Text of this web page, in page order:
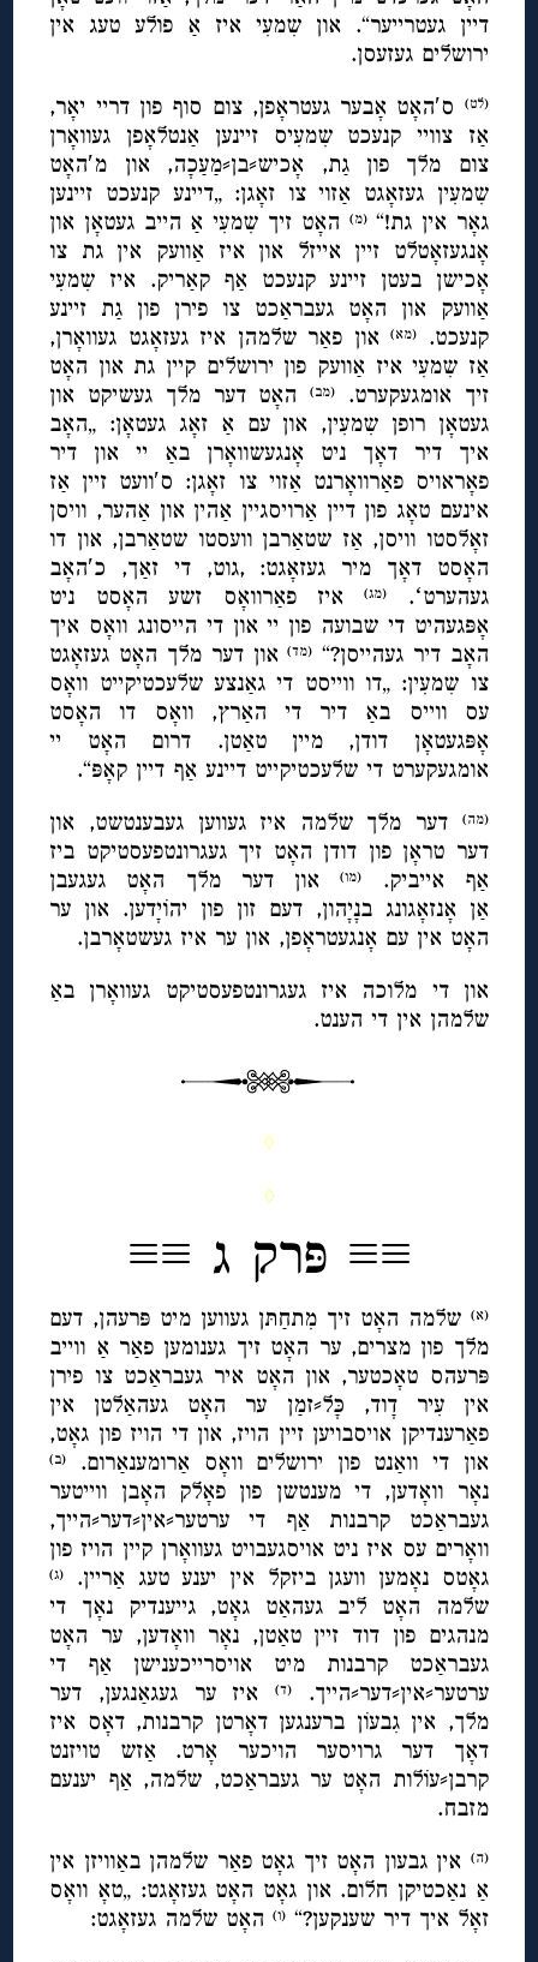
דיין געטרייער“. און שִמעִי איז אַ פולע טעג אין
ירושלים געזעסן.
(לט)
ס′האָט אָבער געטראָפן, צום סוף פון דריי יאָר,
אַז צוויי קנעכט שִמעִיס זיינען אַנטלאָפן געוואָרן
צום מלך פון גַת, אָכיש⸗בן⸗מַעַכָה, און מ′האָט
שִמעִין געזאָגט אַזוי צו זאָגן: „דיינע קנעכט זיינען
גאָר אין גת!“(מ) האָט זיך שִמעִי אַ הייב געטאָן און
אָנגעזאָטלט זיין אייזל און איז אַוועק אין גת צו
אָכישן בעטן זיינע קנעכט אַף קאַריק. איז שִמעִי
אַוועק און האָט געבראַכט צו פירן פון גַת זיינע
קנעכט.
(מא)און פאַר שלמהן איז געזאָגט געוואָרן,
אַז שִמעִי איז אַוועק פון ירושלים קיין גת און האָט
זיך אומגעקערט.
(מב)האָט דער מלך געשיקט און
געטאָן רופן שִמעִין, און עם אַ זאָג געטאָן: „האָב
איך דיר דאָך ניט אָנגעשוואָרן באַ יי און דיר
פאָראויס פאַרוואָרנט אַזוי צו זאָגן: ס′וועט זיין אַז
אינעם טאָג פון דיין אַרויסגיין אַהין און אַהער, וויסן
זאָלסטו וויסן, אַז שטאַרבן וועסטו שטאַרבן, און דו
האָסט דאָך מיר געזאָגט: ,גוט, די זאַך, כ′האָב
געהערטʻ.
(מג)איז פאַרוואָס זשע האָסט ניט
אָפּגעהיט די שבועה פון יי און די הייסונג וואָס איך
האָב דיר געהייסן?“ (מד)און דער מלך האָט געזאָגט
צו שִמעִין: „דו ווייסט די גאַנצע שלעכטיקייט וואָס
עס ווייס באַ דיר די האַרץ, וואָס דו האָסט
אָפּגעטאָן דודן, מיין טאַטן. דרום האָט יי
אומגעקערט די שלעכטיקייט דיינע אַף דיין קאָפּ“.
(מה)
דער מלך שלמה איז געווען געבענטשט, און
דער טראָן פון דודן האָט זיך געגרונטפעסטיקט ביז
אַף אייביק.
(מו)און דער מלך האָט געגעבן
אַן אָנזאָגונג בנָיָהון, דעם זון פון יהוֹיָדען. און ער
האָט אין עם אָנגעטראָפן, און ער איז געשטאָרבן.
און די מלוכה איז געגרונטפעסטיקט געוואָרן באַ
שלמהן אין די הענט.
◊
◊
≡≡ פּרק ג ≡≡
(א) שלמה האָט זיך מִתחַתּן געווען מיט פּרעהן, דעם
מלך פון מצרים, ער האָט זיך גענומען פאַר אַ ווייב
פּרעהס טאָכטער, און האָט איר געבראַכט צו פירן
אין עִיר דָוד, כָּל⸗זמַן ער האָט געהאַלטן אין
פאַרענדיקן אויסבויען זיין הויז, און די הויז פון גאָט,
און די וואַנט פון ירושלים וואָס אַרומענאַרום.
(ב)
נאָר וואָדען, די מענטשן פון פאָלק האָבן ווייטער
געבראַכט קרבנות אַף די ערטער⸗אין⸗דער⸗הייך,
וואָרים עס איז ניט אויסגעבויט געוואָרן קיין הויז פון
גאָטס נאָמען וועגן ביזקל אין יענע טעג אַריין.
(ג)
שלמה האָט ליב געהאַט גאָט, גייענדיק נאָך די
מנהגים פון דוד זיין טאַטן, נאָר וואָדען, ער האָט
געבראַכט קרבנות מיט אויסרייכענישן אַף די
ערטער⸗אין⸗דער⸗הייך.
(ד)איז ער געגאַנגען, דער
מלך, אין גִבעוֹן ברענגען דאָרטן קרבנות, דאָס איז
דאָך דער גרויסער הויכער אָרט. אַזש טויזנט
קרבן⸗עוֹלות האָט ער געבראַכט, שלמה, אַף יענעם
מזבח.
(ה) אין גבעון האָט זיך גאָט פאַר שלמהן באַוויזן אין
אַ נאַכטיקן חלום. און גאָט האָט געזאָגט: „טאָ וואָס
זאָל איך דיר שענקען?“(ו) האָט שלמה געזאָגט: